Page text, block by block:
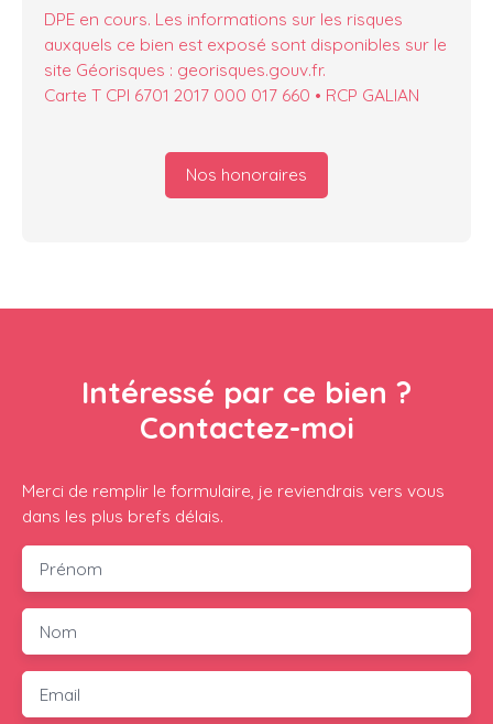
DPE en cours. Les informations sur les risques
auxquels ce bien est exposé sont disponibles sur le
site Géorisques : georisques.gouv.fr.
Carte T CPI 6701 2017 000 017 660 • RCP GALIAN
Nos honoraires
Intéressé par ce bien ?
Contactez-moi
Merci de remplir le formulaire, je reviendrais vers vous
dans les plus brefs délais.
Prénom
Nom
Email